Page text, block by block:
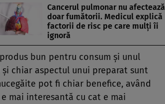
Cancerul pulmonar nu afectează
doar fumătorii. Medicul explică
factorii de risc pe care mulți îi
ignoră
bun pentru consum și unul
chiar aspectul unui preparat sunt
pot fi chiar benefice, având
mai interesantă cu cat e mai